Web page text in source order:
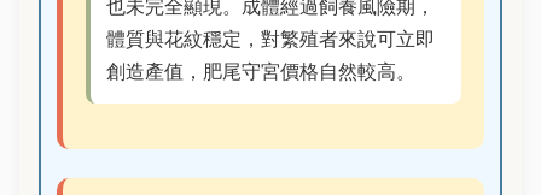
也未完全顯現。成體經過飼養風險期，
體質與花紋穩定，對繁殖者來說可立即
創造產值，肥尾守宮價格自然較高。